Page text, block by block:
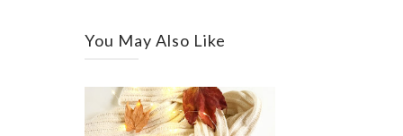
You May Also Like